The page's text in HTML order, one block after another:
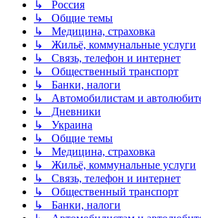
↳ Россия
↳ Общие темы
↳ Медицина, страховка
↳ Жильё, коммунальные услуги
↳ Связь, телефон и интернет
↳ Общественный транспорт
↳ Банки, налоги
↳ Автомобилистам и
↳ Дневники
↳ Украина
↳ Общие темы
↳ Медицина, страховка
↳ Жильё, коммунальные услуги
↳ Связь, телефон и интернет
↳ Общественный транспорт
↳ Банки, налоги